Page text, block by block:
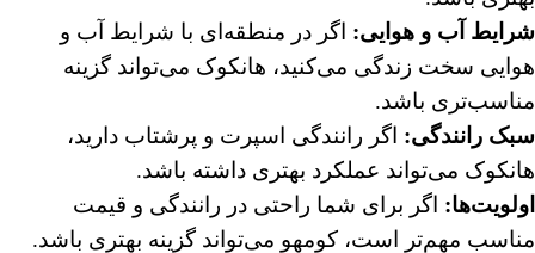
شرایط آب و هوایی: اگر در منطقه‌ای با شرایط آب و
هوایی سخت زندگی می‌کنید، هانکوک می‌تواند گزینه
مناسب‌تری باشد.
سبک رانندگی: اگر رانندگی اسپرت و پرشتاب دارید،
هانکوک می‌تواند عملکرد بهتری داشته باشد.
اولویت‌ها: اگر برای شما راحتی در رانندگی و قیمت
مناسب مهم‌تر است، کومهو می‌تواند گزینه بهتری باشد.